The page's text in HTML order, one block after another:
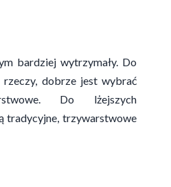
bardziej wytrzymały. Do
rzeczy, dobrze jest wybrać
Do lżejszych
tradycyjne, trzywarstwowe